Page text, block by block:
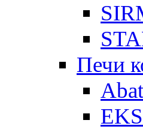
Печи
Abat